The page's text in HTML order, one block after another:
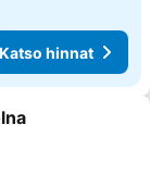
Katso hinnat